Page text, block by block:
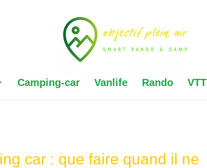
Camping-car Vanlife Rando VTT
car : que faire quand il ne